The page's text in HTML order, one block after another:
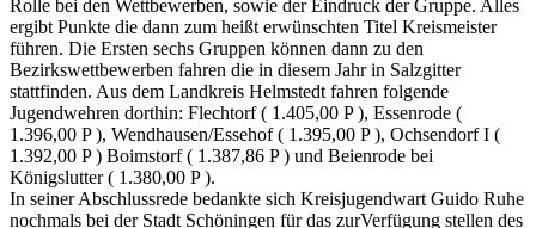
Rolle bei den Wettbewerben, sowie der Eindruck der Gruppe. Alles
ergibt Punkte die dann zum heißt erwünschten Titel Kreismeister
führen. Die Ersten sechs Gruppen können dann zu den
Bezirkswettbewerben fahren die in diesem Jahr in Salzgitter
stattfinden. Aus dem Landkreis Helmstedt fahren folgende
Jugendwehren dorthin: Flechtorf ( 1.405,00 P ), Essenrode (
1.396,00 P ), Wendhausen/Essehof ( 1.395,00 P ), Ochsendorf I (
1.392,00 P ) Boimstorf ( 1.387,86 P ) und Beienrode bei
Königslutter ( 1.380,00 P ).
In seiner Abschlussrede bedankte sich Kreisjugendwart Guido Ruhe
nochmals bei der Stadt Schöningen für das zurVerfügung stellen des